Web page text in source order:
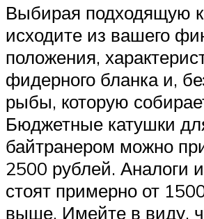
Выбирая подходящую
исходите из вашего
положения,
фидерного бланка и,
рыбы, которую
Бюджетные катушки
байтранером можно
2500 рублей. Аналоги
стоят примерно от
выше. Имейте в виду,